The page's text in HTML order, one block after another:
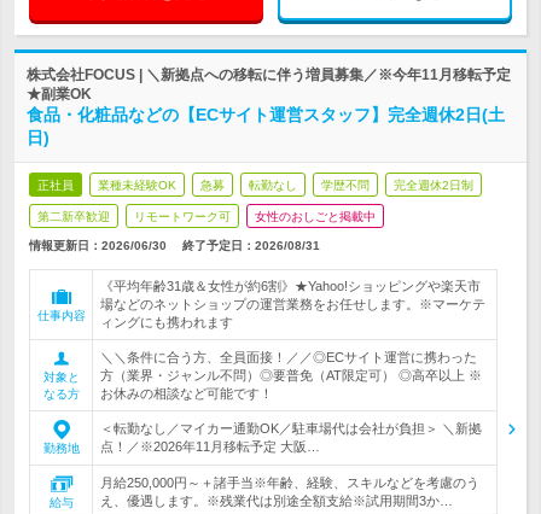
株式会社FOCUS | ＼新拠点への移転に伴う増員募集／※今年11月移転予定
★副業OK
食品・化粧品などの【ECサイト運営スタッフ】完全週休2日(土
日)
正社員 業種未経験OK 急募 転勤なし 学歴不問 完全週休2日制
第二新卒歓迎 リモートワーク可 女性のおしごと掲載中
情報更新日：2026/06/30 終了予定日： 2026/08/31
仕事内容
《平均年齢31歳＆女性が約6割》★Yahoo!ショッピングや楽天市
場などのネットショップの運営業務をお任せします。※マーケテ
ィングにも携われます
対象と
なる方
＼＼条件に合う方、全員面接！／／◎ECサイト運営に携わった
方（業界・ジャンル不問）◎要普免（AT限定可） ◎高卒以上 ※
お休みの相談など可能です！
勤務地
＜転勤なし／マイカー通勤OK／駐車場代は会社が負担＞ ＼新拠
点！／※2026年11月移転予定 大阪…
給与
月給250,000円～＋諸手当※年齢、経験、スキルなどを考慮のう
え、優遇します。※残業代は別途全額支給※試用期間3か…